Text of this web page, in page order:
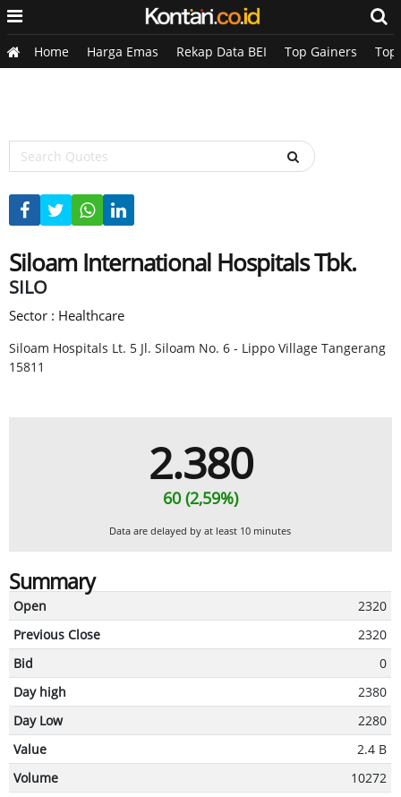
Home Harga Emas Rekap Data BEI Top Gainers Top
Siloam International Hospitals Tbk.
SILO
Sector : Healthcare
Siloam Hospitals Lt. 5 Jl. Siloam No. 6 - Lippo Village Tangerang
15811
2.380
60 (2,59%)
Data are delayed by at least 10 minutes
Summary
Open
2320
Previous Close
2320
Bid
0
Day high
2380
Day Low
2280
Value
2.4 B
Volume
10272